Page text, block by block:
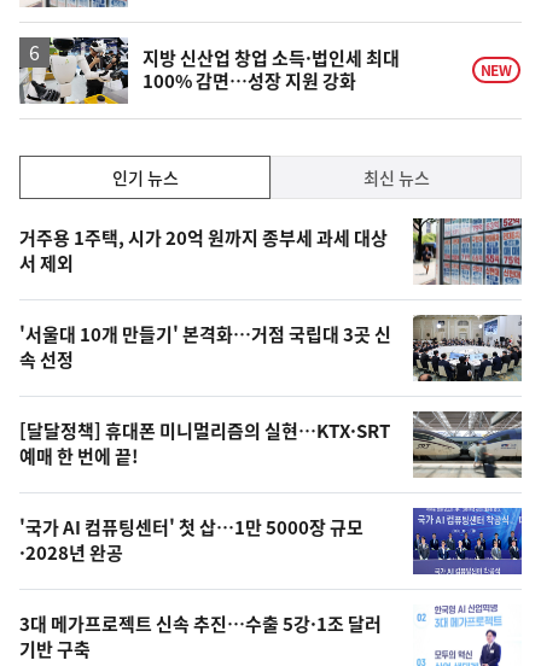
지방 신산업 창업 소득·법인세 최대
100% 감면…성장 지원 강화
NEW
기,
최
신,
오
늘
의
영
상
오
의
사
인기 뉴스 최신 뉴스
기
뉴
스
거주용 1주택, 시가 20억 원까지 종부세 과세 대상
서 제외
'서울대 10개 만들기' 본격화…거점 국립대 3곳 신
속 선정
[달달정책] 휴대폰 미니멀리즘의 실현…KTX·SRT
예매 한 번에 끝!
'국가 AI 컴퓨팅센터' 첫 삽…1만 5000장 규모
·2028년 완공
3대 메가프로젝트 신속 추진…수출 5강·1조 달러
기반 구축